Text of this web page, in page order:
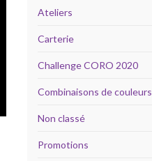
Ateliers
Carterie
Challenge CORO 2020
Combinaisons de couleurs
Non classé
Promotions